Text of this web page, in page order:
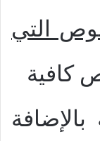
التي
كافية
بالإضافة